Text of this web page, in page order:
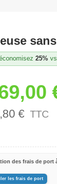
25%
€ TTC
des frais de port
les frais de port